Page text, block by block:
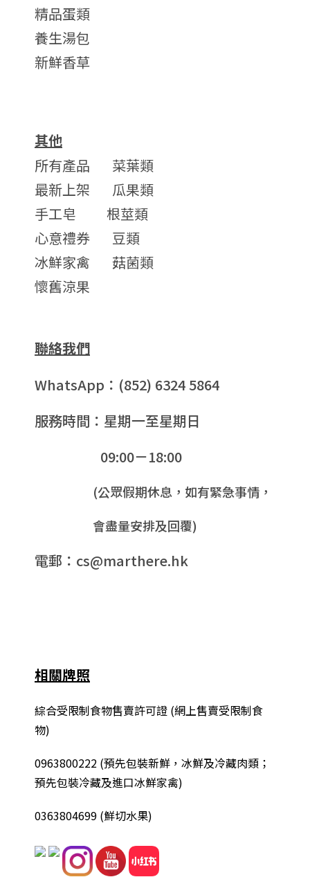
精品蛋類
養生湯包
新鮮香草
其他
所有產品
菜葉類
最新上架
瓜果類
手工皂
根莖類
心意禮券
豆類
冰鮮家禽
菇菌類
懷舊涼果
聯絡我們
WhatsApp：(852) 6324 5864
服務時間：星期一至星期日
09:00－18:00
(公眾假期休息，如有緊急事情，
會盡量安排及回覆)
電郵：cs@marthere.hk
相關牌照
綜合受限制食物售賣許可證 (網上售賣受限制食
物)
0963800222 (預先包裝新鮮，冰鮮及冷藏肉類；
預先包裝冷藏及進口冰鮮家禽)
0363804699 (鮮切水果)